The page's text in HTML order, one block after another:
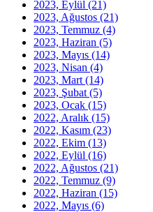
2023, Eylül (21)
2023, Ağustos (21)
2023, Temmuz (4)
2023, Haziran (5)
2023, Mayıs (14)
2023, Nisan (4)
2023, Mart (14)
2023, Şubat (5)
2023, Ocak (15)
2022, Aralık (15)
2022, Kasım (23)
2022, Ekim (13)
2022, Eylül (16)
2022, Ağustos (21)
2022, Temmuz (9)
2022, Haziran (15)
2022, Mayıs (6)